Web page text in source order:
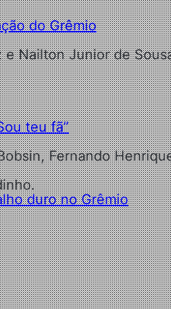
do Grêmio
e Nailton Junior de
teu fã”
Fernando
duro no Grêmio